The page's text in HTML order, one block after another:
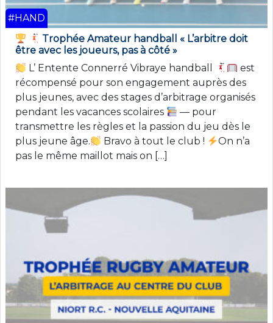
#HAND
Trophée Amateur handball « L’arbitre doit
être avec les joueurs, pas à côté »
L’ Entente Connerré Vibraye handball
est
récompensé pour son engagement auprès des
plus jeunes, avec des stages d’arbitrage organisés
pendant les vacances scolaires
— pour
transmettre les règles et la passion du jeu dès le
plus jeune âge.
Bravo à tout le club !
On n’a
pas le même maillot mais on […]